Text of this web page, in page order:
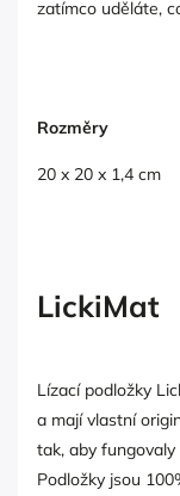
zatímco uděláte,
Rozměry
20 x 20 x 1,4 cm
LickiMat
Lízací podložky
a mají vlastní
tak, aby
Podložky jsou